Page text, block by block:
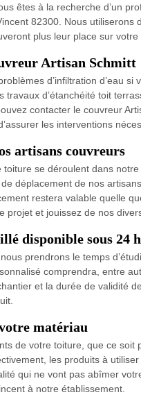
êtes à la recherche d’un
82300. Nous
plus leur place sur votre
Artisan Schmitt
d’infiltration d’eau
d’étanchéité toit
contacter le couvreur
les interventions
artisans couvreurs
se déroulent dans
déplacement de nos
restera valable quelle
et jouissez de nos
disponible sous 24
prendrons le temps
comprendra, entre
et la durée de validité
matériau
de votre toiture, que ce
les produits à
qui ne vont pas abîmer
à notre établissement.